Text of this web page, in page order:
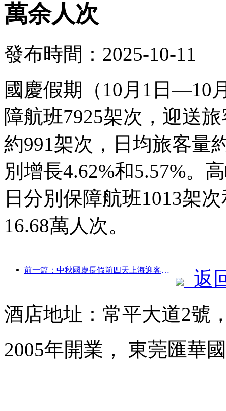
萬余人次
發布時間：2025-10-11
國慶假期（10月1日—10
障航班7925架次，迎送
約991架次，日均旅客量
別增長4.62%和5.57%。
日分別保障航班1013架
16.68萬人次。
前一篇：中秋國慶長假前四天上海迎客逾1511萬人次，同比增長超兩成
返
酒店地址：常平大道2號
2005年開業， 東莞匯